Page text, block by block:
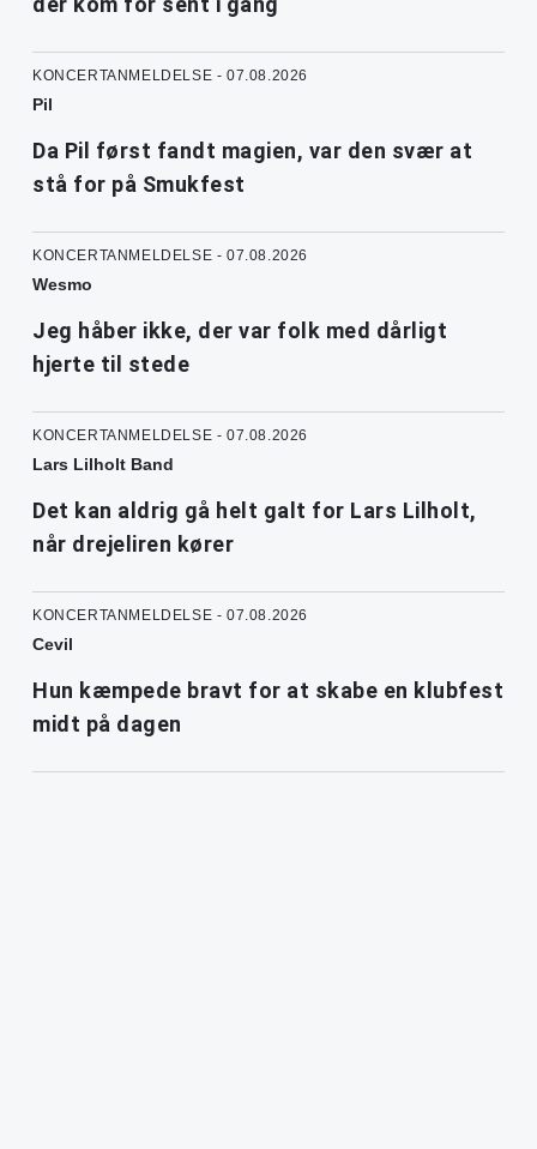
KONCERTANMELDELSE - 07.08.2026
Pil
Da Pil først fandt magien, var den svær at
stå for på Smukfest
KONCERTANMELDELSE - 07.08.2026
Wesmo
Jeg håber ikke, der var folk med dårligt
hjerte til stede
KONCERTANMELDELSE - 07.08.2026
Lars Lilholt Band
Det kan aldrig gå helt galt for Lars Lilholt,
når drejeliren kører
KONCERTANMELDELSE - 07.08.2026
Cevil
Hun kæmpede bravt for at skabe en klubfest
midt på dagen